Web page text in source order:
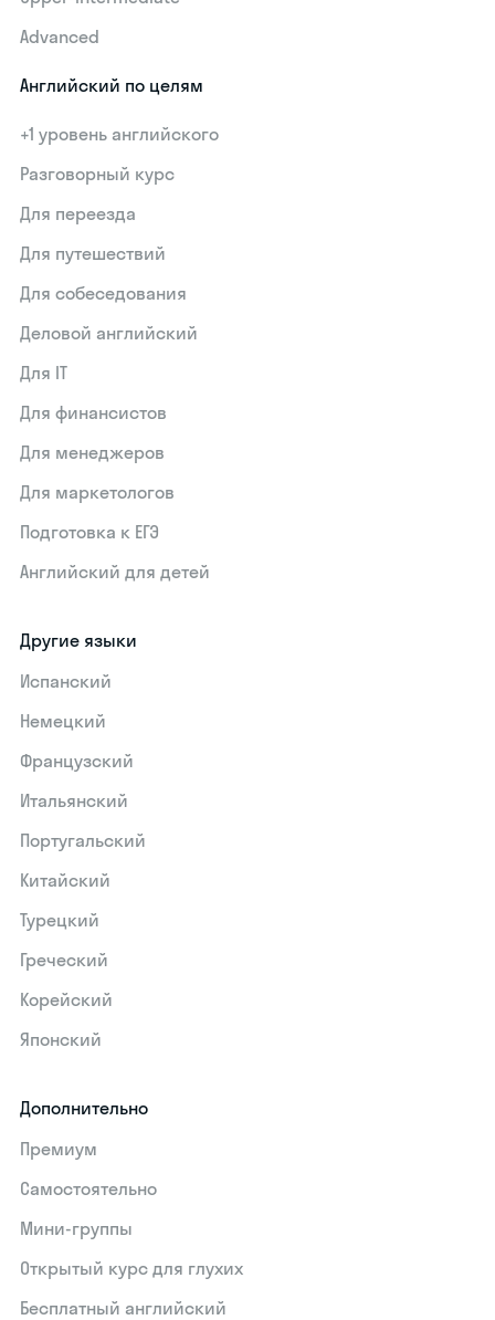
Advanced
Английский по целям
+1 уровень английского
Разговорный курс
Для переезда
Для путешествий
Для собеседования
Деловой английский
Для IT
Для финансистов
Для менеджеров
Для маркетологов
Подготовка к ЕГЭ
Английский для детей
Другие языки
Испанский
Немецкий
Французский
Итальянский
Португальский
Китайский
Турецкий
Греческий
Корейский
Японский
Дополнительно
Премиум
Самостоятельно
Мини-группы
Открытый курс для глухих
Бесплатный английский